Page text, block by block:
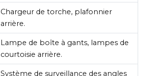
Chargeur de torche, plafonnier
arrière.
Lampe de boîte à gants, lampes de
courtoisie arrière.
Système de surveillance des angles